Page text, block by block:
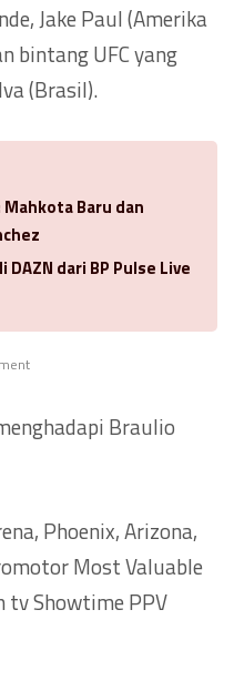
Jake Paul (Amerika
bintang UFC yang
(Brasil).
Baru dan
dari BP Pulse Live
Braulio
Phoenix, Arizona,
Most Valuable
tv Showtime PPV